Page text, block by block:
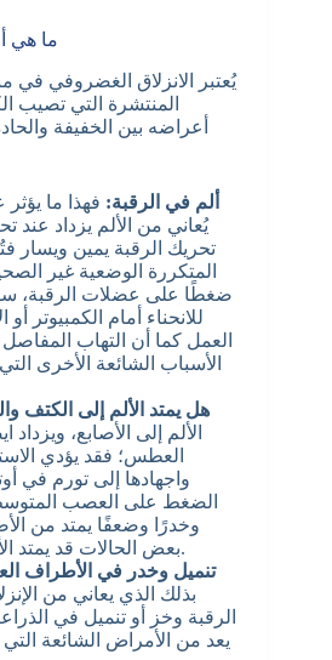
ما هي
يُعتبر الانزلاق الغضروفي في
المنتشرة التي تصيب
أعراضه بين الخفيفة
ألم في الرقبة: فهذا ما
يُعاني من الألم يزداد عند
تحريك الرقبة يمين ويسار ف
المتكررة الوضعية غير
ضغطًا على عضلات الرقبة،
للانحناء أمام الكمبيوتر
العمل كما أن التهاب
الأسباب الشائعة الأخرى
هل يمتد الألم إلى الكتف
الألم إلى الأصابع، ويزداد
العطس؛ فقد يؤدي
واجهادها إلى تورم في
الضغط على العصب
وخدرًا وضعفًا يمتد من
بعض الحالات قد يمتد.
تنميل وخدر في الأطراف
بذلك الذي يعاني من
الرقبة وخز أو تنميل في
يعد من الأمراض الشائعة